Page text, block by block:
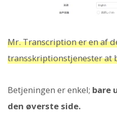
Mr. Transcription er en af
transskriptionstjenester at
Betjeningen er enkel; bare
den øverste side.